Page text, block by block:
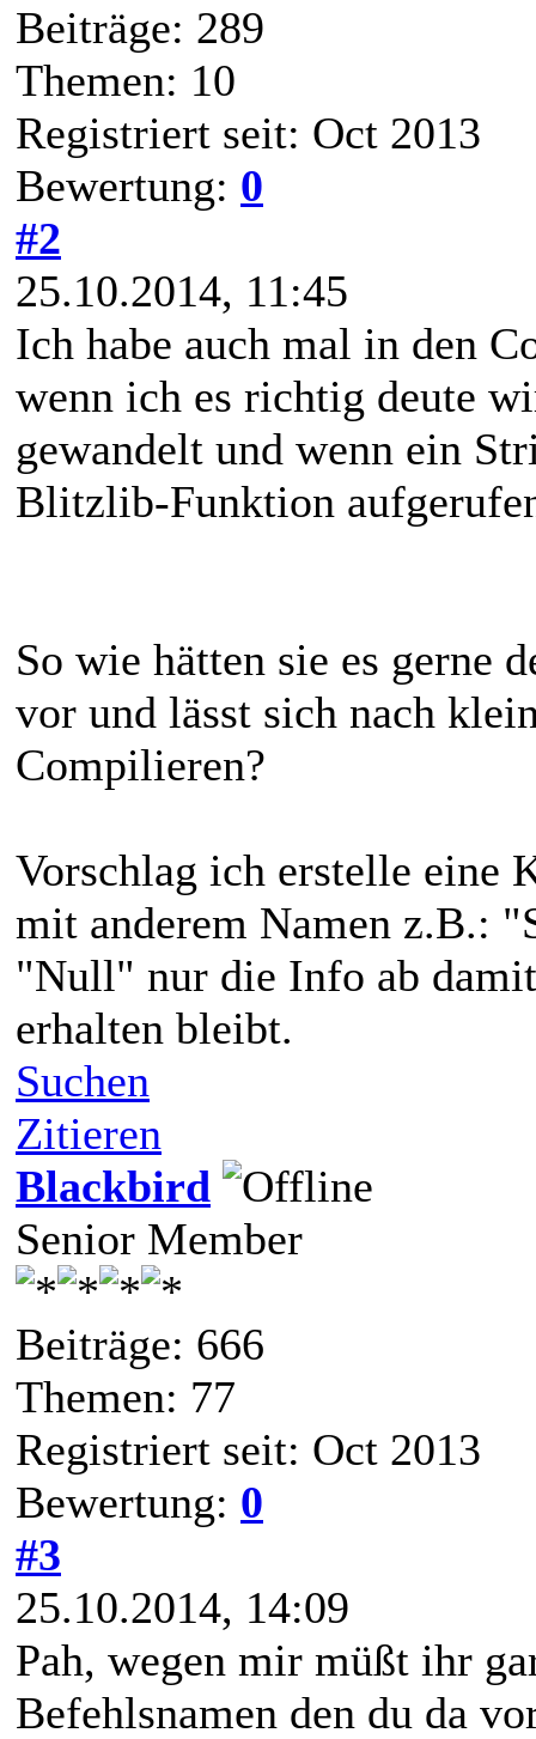
Beiträge: 289
Themen: 10
Registriert seit: Oct 2013
Bewertung: 0
#2
25.10.2014, 11:45
Ich habe auch mal in den
wenn ich es richtig deute
gewandelt und wenn ein
Blitzlib-Funktion
So wie hätten sie es gerne
vor und lässt sich nach
Compilieren?
Vorschlag ich erstelle
mit anderem Namen z.B.:
"Null" nur die Info ab
erhalten bleibt.
Suchen
Zitieren
Blackbird
Senior Member
Beiträge: 666
Themen: 77
Registriert seit: Oct 2013
Bewertung: 0
#3
25.10.2014, 14:09
Pah, wegen mir müßt ihr
Befehlsnamen den du da